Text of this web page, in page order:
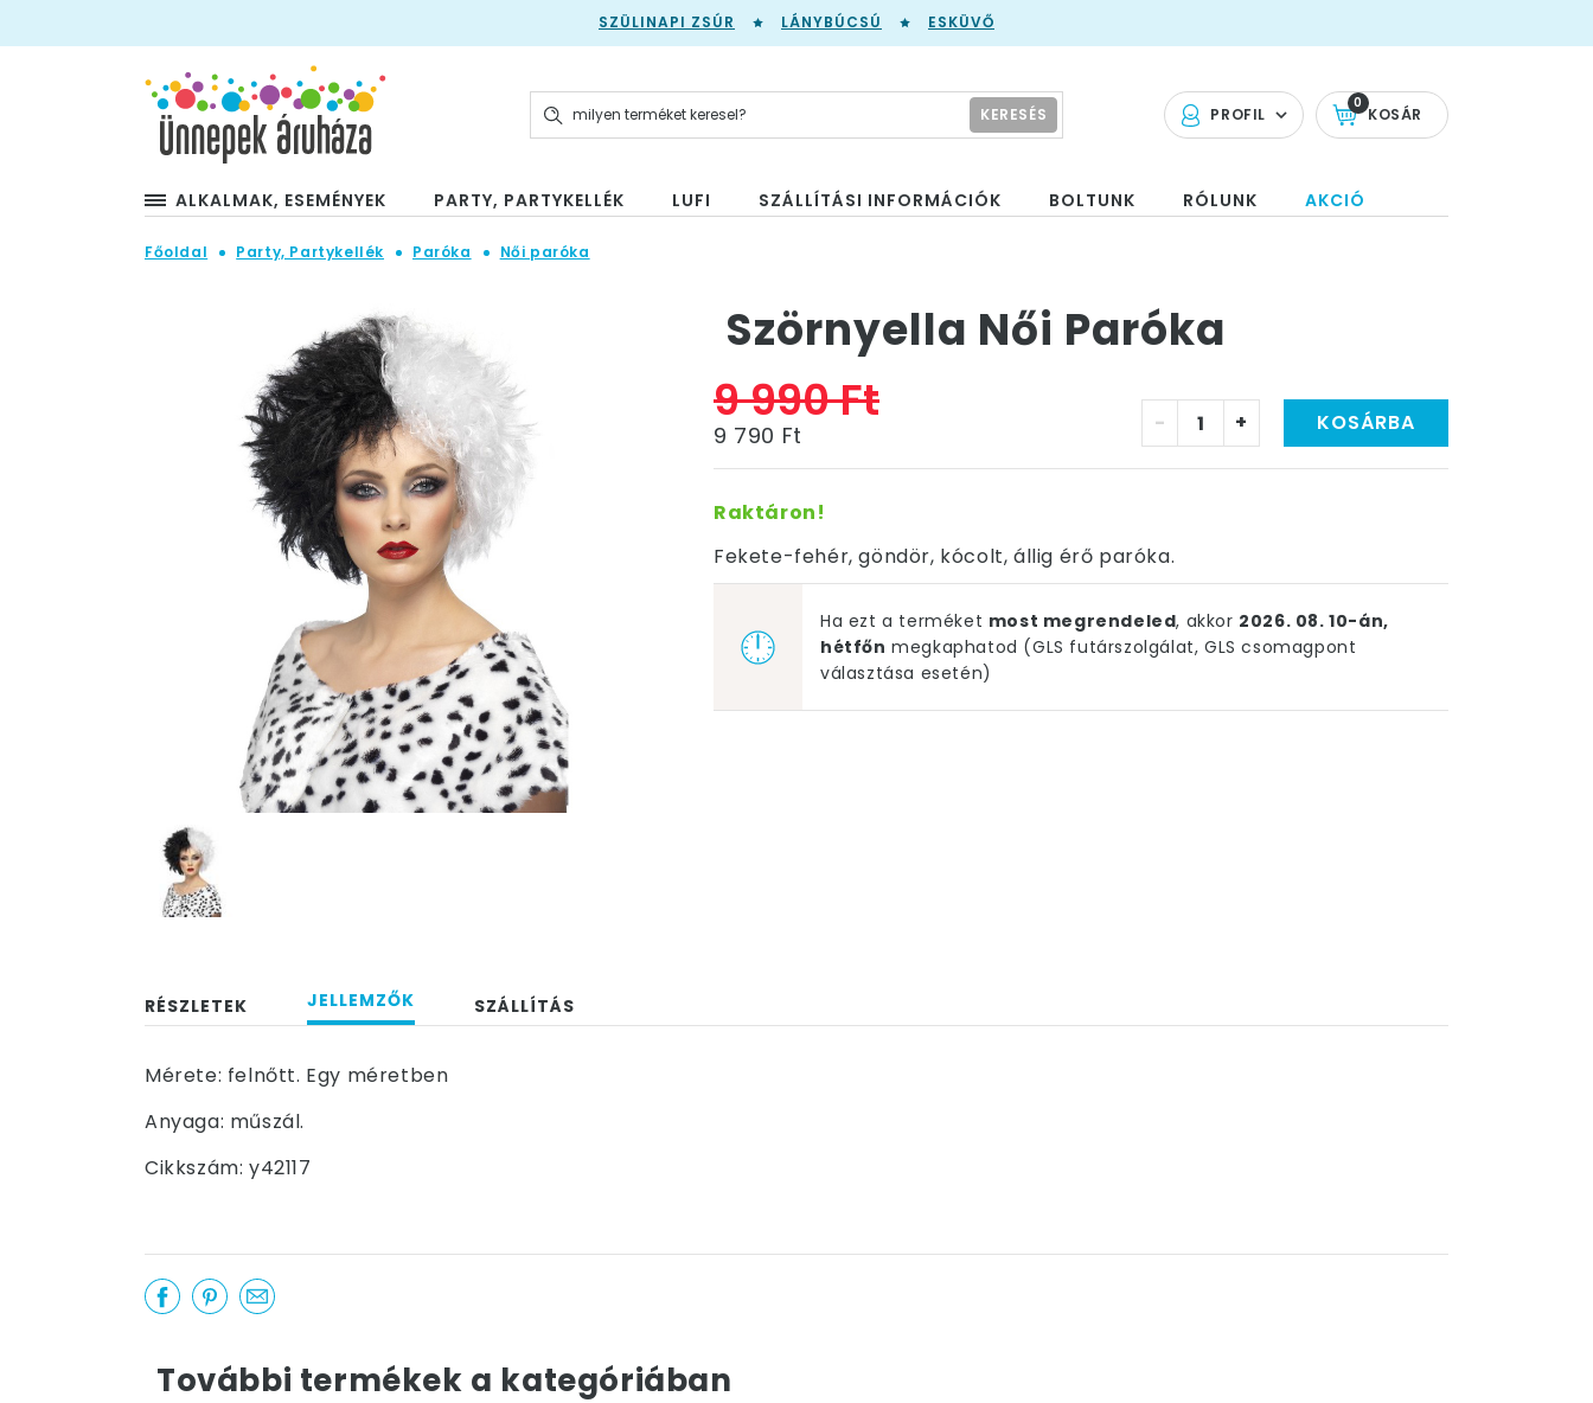
SZÜLINAPI ZSÚR LÁNYBÚCSÚ ESKÜVŐ
PROFIL KOSÁR
0
KERESÉS
ALKALMAK, ESEMÉNYEK PARTY, PARTYKELLÉK LUFI SZÁLLÍTÁSI INFORMÁCIÓK BOLTUNK RÓLUNK AKCIÓ
Főoldal Party, Partykellék Paróka Női paróka
Szörnyella Női Paróka
9 990 Ft
9 790 Ft - + KOSÁRBA
Raktáron!
Fekete-fehér, göndör, kócolt, állig érő paróka.
Ha ezt a terméket most megrendeled, akkor 2026. 08. 10-án,
hétfőn megkaphatod (GLS futárszolgálat, GLS csomagpont
választása esetén)
RÉSZLETEK JELLEMZŐK SZÁLLÍTÁS
Mérete: felnőtt. Egy méretben
Anyaga: műszál.
Cikkszám: y42117
További termékek a kategóriában